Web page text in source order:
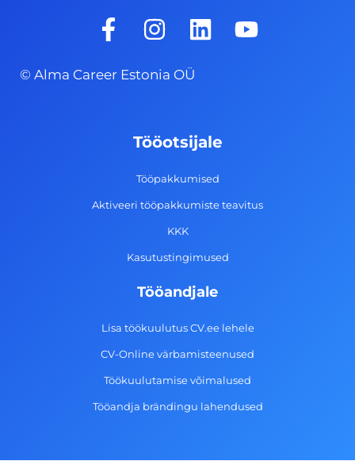
F
a
e
-
I
n
s
t
g
a
m
L
i
d
n
Y
o
© Alma Career Estonia OÜ
Tööotsijale
Tööpakkumised
Aktiveeri tööpakkumiste teavitus
KKK
Kasutustingimused
Tööandjale
Lisa töökuulutus CV.ee lehele
CV-Online värbamisteenused
Töökuulutamise võimalused
Tööandja brändingu lahendused